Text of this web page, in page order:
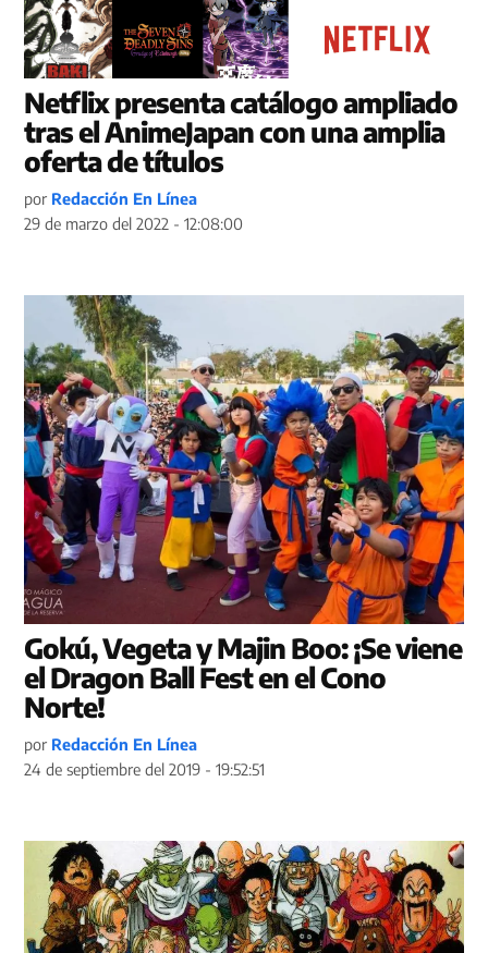
Netflix presenta catálogo ampliado
tras el AnimeJapan con una amplia
oferta de títulos
por Redacción En Línea
29 de marzo del 2022 - 12:08:00
Gokú, Vegeta y Majin Boo: ¡Se viene
el Dragon Ball Fest en el Cono
Norte!
por Redacción En Línea
24 de septiembre del 2019 - 19:52:51